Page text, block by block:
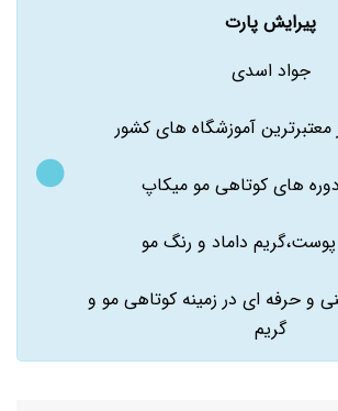
پیرایش پارت
جواد اسدی
معتبرترین آموزشگاه های کشور
های کوتاهی مو میکاپ
داماد و رنگ مو
و حرفه ای در زمینه کوتاهی مو و
گریم